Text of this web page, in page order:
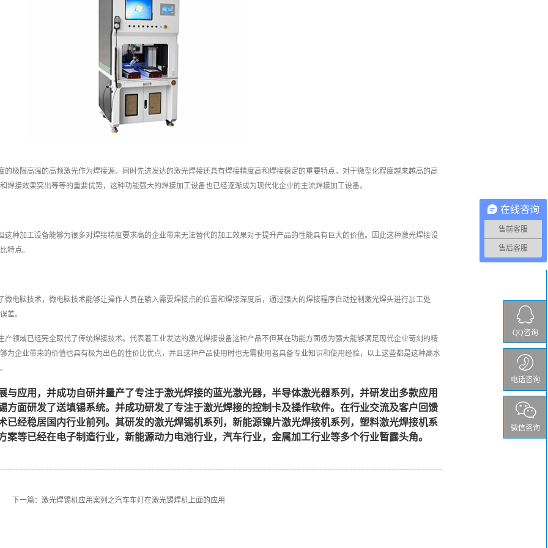
极限高温的高频激光作为焊接源，同时先进发达的激光焊接还具有焊接精度高和焊接稳定的重要特点，对于微型化程度越来越高的高
焊接效果突出等等的重要优势，这种功能强大的焊接加工设备也已经逐渐成为现代化企业的主流焊接加工设备。
种加工设备能够为很多对焊接精度要求高的企业带来无法替代的加工效果对于提升产品的性能具有巨大的价值。因此这种激光焊接设
特点。
电脑技术，微电脑技术能够让操作人员在输入需要焊接点的位置和焊接深度后，通过强大的焊接程序自动控制激光焊头进行加工处
差。
领域已经完全取代了传统焊接技术。代表着工业发达的激光焊接设备这种产品不但其在功能方面极为强大能够满足现代企业苛刻的精
为企业带来的价值也具有极为出色的性价比优点，并且这种产品使用时也无需使用者具备专业知识和使用经验，以上这些都是这种高水
与应用，并成功自研并量产了专注于激光焊接的蓝光激光器，半导体激光器系列，并研发出多款应用
方面研发了送填锡系统。并成功研发了专注于激光焊接的控制卡及操作软件。在行业交流及客户回馈
已经稳居国内行业前列。其研发的激光焊锡机系列，新能源镍片激光焊接机系列，塑料激光焊接机系
等已经在电子制造行业，新能源动力电池行业，汽车行业，金属加工行业等多个行业暂露头角。
下一篇： 激光焊锡机应用案列之汽车车灯在激光锡焊机上面的应用
QQ咨询
电话咨询
微信咨询
在线咨询
售前客服
售后客服